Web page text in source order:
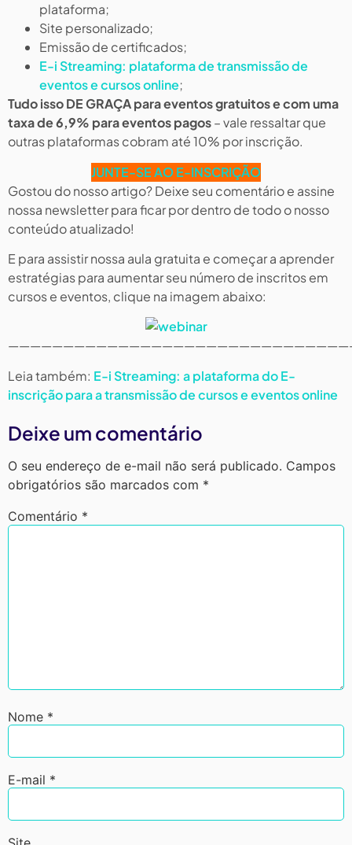
plataforma;
Site personalizado;
Emissão de certificados;
E-i Streaming: plataforma de transmissão de
eventos e cursos online;
Tudo isso DE GRAÇA para eventos gratuitos e com uma
taxa de 6,9% para eventos pagos– vale ressaltar que
outras plataformas cobram até 10% por inscrição.
JUNTE-SE AO E-INSCRIÇÃO
Gostou do nosso artigo? Deixe seu comentário e assine
nossa newsletter para ficar por dentro de todo o nosso
conteúdo atualizado!
E para assistir nossa aula gratuita e começar a aprender
estratégias para aumentar seu número de inscritos em
cursos e eventos, clique na imagem abaixo:
Leia também: E-i Streaming: a plataforma do E-
inscrição para a transmissão de cursos e eventos online
Deixe um comentário
O seu endereço de e-mail não será publicado. Campos
obrigatórios são marcados com *
Comentário *
Nome *
E-mail *